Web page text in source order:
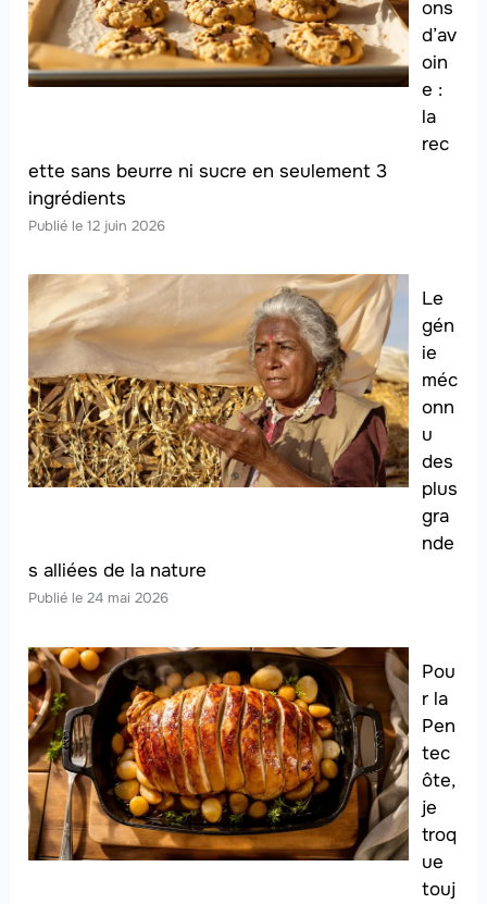
ons
d’av
oin
e :
la
rec
ette sans beurre ni sucre en seulement 3
ingrédients
12 juin 2026
Le
gén
ie
méc
onn
u
des
plus
gra
nde
s alliées de la nature
24 mai 2026
Pou
r la
Pen
tec
ôte,
je
troq
ue
touj